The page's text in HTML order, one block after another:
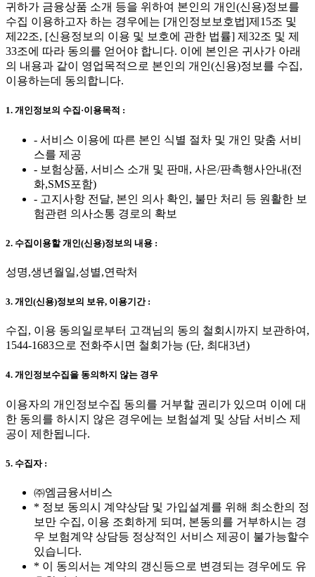
귀하가 금융상품 소개 등을 위하여 본인의 개인(신용)정보를
수집 이용하고자 하는 경우에는 [개인정보보호법]제15조 및
제22조, [신용정보의 이용 및 보호에 관한 법률] 제32조 및 제
33조에 따라 동의를 얻어야 합니다. 이에 본인은 귀사가 아래
의 내용과 같이 영업목적으로 본인의 개인(신용)정보를 수집,
이용하는데 동의합니다.
1. 개인정보의 수집·이용목적 :
- 서비스 이용에 따른 본인 식별 절차 및 개인 맞춤 서비
스를 제공
- 보험상품, 서비스 소개 및 판매, 사은/판촉행사안내(전
화,SMS포함)
- 고지사항 전달, 본인 의사 확인, 불만 처리 등 원활한 보
험관련 의사소통 경로의 확보
2. 수집이용할 개인(신용)정보의 내용 :
성명,생년월일,성별,연락처
3. 개인(신용)정보의 보유, 이용기간 :
수집, 이용 동의일로부터 고객님의 동의 철회시까지 보관하여,
1544-1683으로 전화주시면 철회가능 (단, 최대3년)
4. 개인정보수집을 동의하지 않는 경우
이용자의 개인정보수집 동의를 거부할 권리가 있으며 이에 대
한 동의를 하시지 않은 경우에는 보험설계 및 상담 서비스 제
공이 제한됩니다.
5. 수집자 :
㈜엠금융서비스
* 정보 동의시 계약상담 및 가입설계를 위해 최소한의 정
보만 수집, 이용 조회하게 되며, 본동의를 거부하시는 경
우 보험계약 상담등 정상적인 서비스 제공이 불가능할수
있습니다.
* 이 동의서는 계약의 갱신등으로 변경되는 경우에도 유